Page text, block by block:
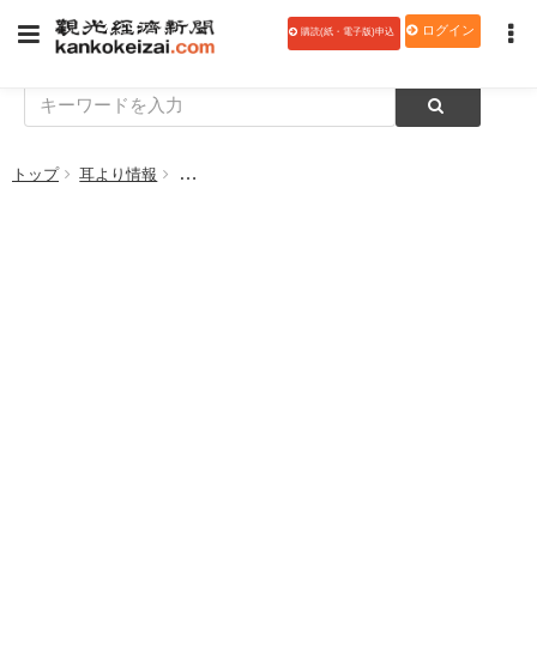
購読(紙・電子版)申込 ログイン
トップ 耳より情報 【PR特集】まだまだ知らない！見たことのない！